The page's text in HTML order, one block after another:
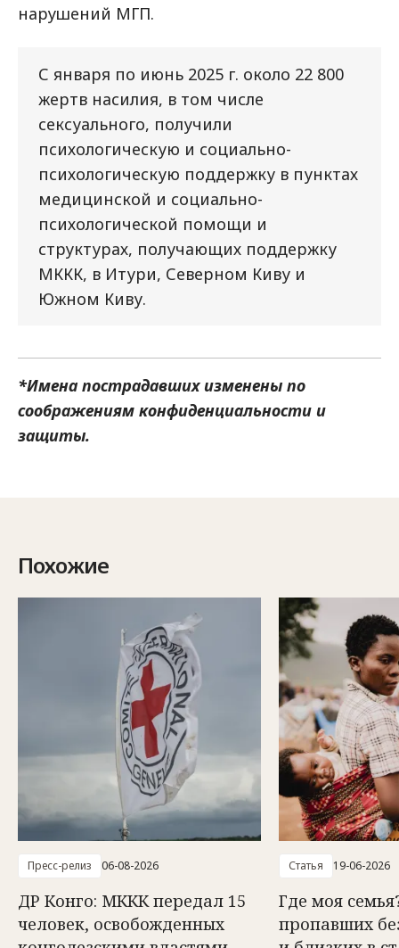
нарушений МГП.
С января по июнь 2025 г. около 22 800
жертв насилия, в том числе
сексуального, получили
психологическую и социально-
психологическую поддержку в пунктах
медицинской и социально-
психологической помощи и
структурах, получающих поддержку
МККК, в Итури, Северном Киву и
Южном Киву.
*Имена пострадавших изменены по
соображениям конфиденциальности и
защиты.
Похожие
Пресс-релиз 06-08-2026
ДР Конго: МККК передал 15
человек, освобожденных
Статья 19-06-2026
Где моя
пропавших